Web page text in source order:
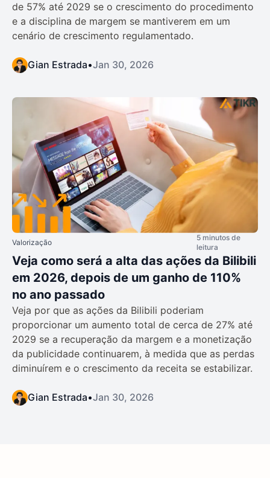
de 57% até 2029 se o crescimento do procedimento
e a disciplina de margem se mantiverem em um
cenário de crescimento regulamentado.
Gian Estrada•Jan 30, 2026
Valorização
5 minutos de
leitura
Veja como será a alta das ações da Bilibili
em 2026, depois de um ganho de 110%
no ano passado
Veja por que as ações da Bilibili poderiam
proporcionar um aumento total de cerca de 27% até
2029 se a recuperação da margem e a monetização
da publicidade continuarem, à medida que as perdas
diminuírem e o crescimento da receita se estabilizar.
Gian Estrada•Jan 30, 2026